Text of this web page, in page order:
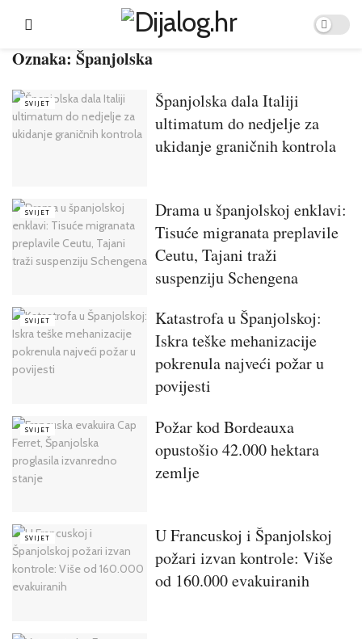
Oznaka: Španjolska
SVIJET
Španjolska dala Italiji
ultimatum do nedjelje za
ukidanje graničnih kontrola
SVIJET
Drama u španjolskoj enklavi:
Tisuće migranata preplavile
Ceutu, Tajani traži
suspenziju Schengena
SVIJET
Katastrofa u Španjolskoj:
Iskra teške mehanizacije
pokrenula najveći požar u
povijesti
SVIJET
Požar kod Bordeauxa
opustošio 42.000 hektara
zemlje
SVIJET
U Francuskoj i Španjolskoj
požari izvan kontrole: Više
od 160.000 evakuiranih